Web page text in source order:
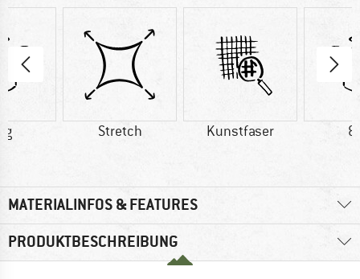
g Stretch Kunstfaser
MATERIALINFOS & FEATURES
PRODUKTBESCHREIBUNG